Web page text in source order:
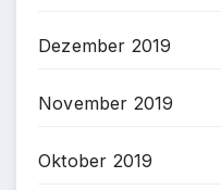
Dezember 2019
November 2019
Oktober 2019